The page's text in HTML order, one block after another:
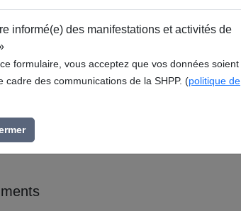
informé(e) des manifestations et activités de
formulaire, vous acceptez que vos données soient
cadre des communications de la SHPP. (politique de